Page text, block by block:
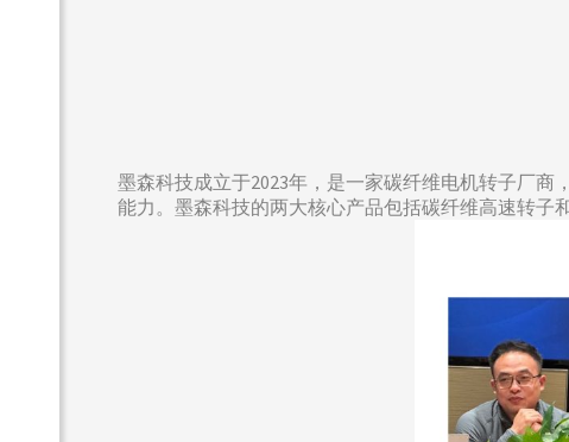
墨森科技成立于2023年，是一家碳纤维电机转子厂
能力。墨森科技的两大核心产品包括碳纤维高速转子